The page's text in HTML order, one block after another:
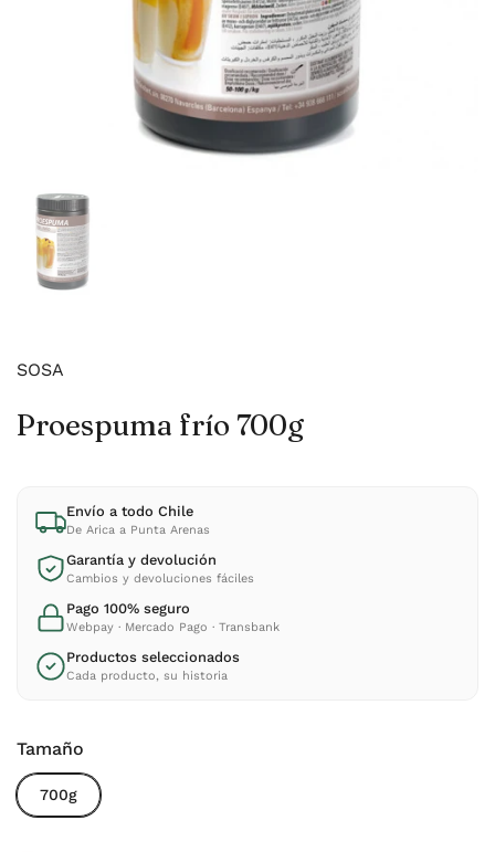
Mostrar diapositiva 1
SOSA
Proespuma frío 700g
Envío a todo Chile
De Arica a Punta Arenas
Garantía y devolución
Cambios y devoluciones fáciles
Pago 100% seguro
Webpay · Mercado Pago · Transbank
Productos seleccionados
Cada producto, su historia
Tamaño
700g